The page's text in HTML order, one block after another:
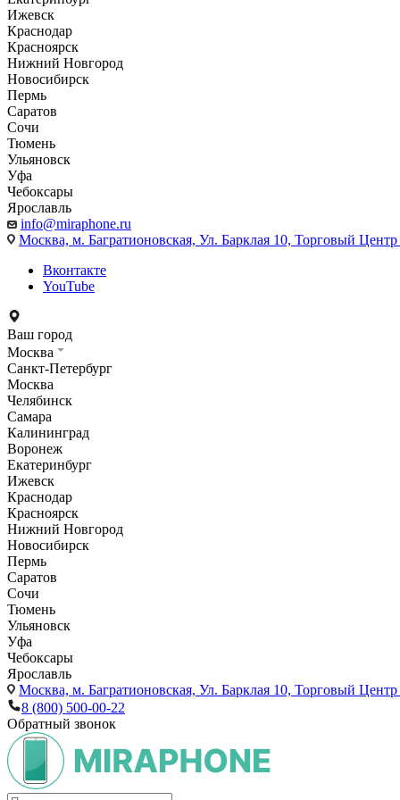
Ижевск
Краснодар
Красноярск
Нижний Новгород
Новосибирск
Пермь
Саратов
Сочи
Тюмень
Ульяновск
Уфа
Чебоксары
Ярославль
info@miraphone.ru
Москва, м. Багратионовская, Ул. Барклая 10, Торговый
Вконтакте
YouTube
Ваш город
Москва
Санкт-Петербург
Москва
Челябинск
Самара
Калининград
Воронеж
Екатеринбург
Ижевск
Краснодар
Красноярск
Нижний Новгород
Новосибирск
Пермь
Саратов
Сочи
Тюмень
Ульяновск
Уфа
Чебоксары
Ярославль
Москва, м. Багратионовская, Ул. Барклая 10, Торговый
8 (800) 500-00-22
Обратный звонок